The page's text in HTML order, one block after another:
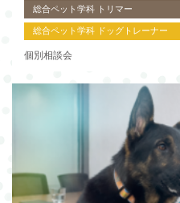
総合ペット学科 トリマー
総合ペット学科 ドッグトレーナー
個別相談会